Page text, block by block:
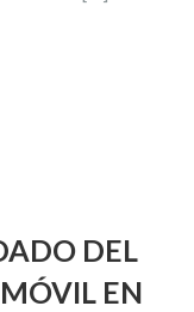
DEL
EN